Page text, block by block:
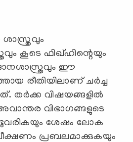
കൂടെ ഫിഖ്ഹിന്റെയും
ഈ
രീതിയിലാണ് ചർച്ച
തർക്ക വിഷയങ്ങളിൽ
വിഭാഗങ്ങളുടെ
ശേഷം ലോക
പ്രബലമാക്കുകയും